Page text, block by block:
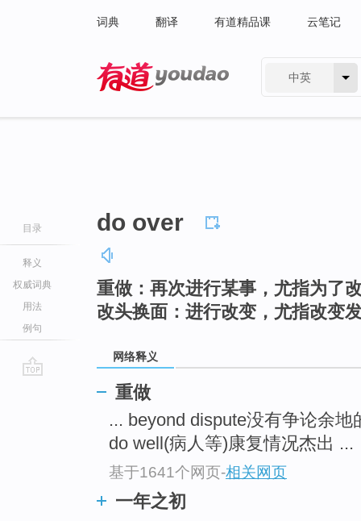
词典 翻译 有道精品课 云笔记
中英
目录
释义
权威词典
用法
例句
do over
重做：再次进行某事，尤指为了
改头换面：进行改变，尤指改变
网络释义
重做
... beyond dispute没有争论余
do well(病人等)康复情况杰出 ...
基于1641个网页-相关网页
一年之初